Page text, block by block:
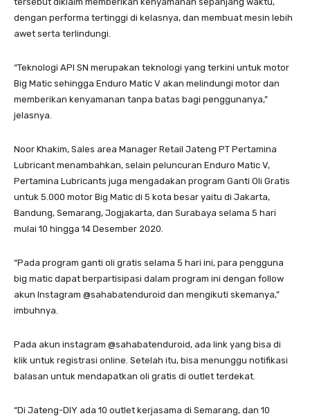
dengan performa tertinggi di kelasnya, dan membuat mesin lebih
awet serta terlindungi.
“Teknologi API SN merupakan teknologi yang terkini untuk motor
Big Matic sehingga Enduro Matic V akan melindungi motor dan
memberikan kenyamanan tanpa batas bagi penggunanya,”
jelasnya.
Noor Khakim, Sales area Manager Retail Jateng PT Pertamina
Lubricant menambahkan, selain peluncuran Enduro Matic V,
Pertamina Lubricants juga mengadakan program Ganti Oli Gratis
untuk 5.000 motor Big Matic di 5 kota besar yaitu di Jakarta,
Bandung, Semarang, Jogjakarta, dan Surabaya selama 5 hari
mulai 10 hingga 14 Desember 2020.
“Pada program ganti oli gratis selama 5 hari ini, para pengguna
big matic dapat berpartisipasi dalam program ini dengan follow
akun Instagram @sahabatenduroid dan mengikuti skemanya,”
imbuhnya.
Pada akun instagram @sahabatenduroid, ada link yang bisa di
klik untuk registrasi online. Setelah itu, bisa menunggu notifikasi
balasan untuk mendapatkan oli gratis di outlet terdekat.
“Di Jateng-DIY ada 10 outlet kerjasama di Semarang, dan 10